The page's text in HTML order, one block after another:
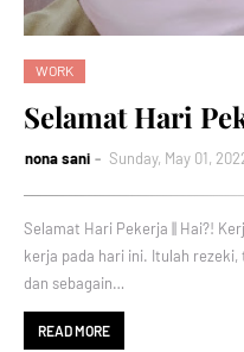
WORK
Selamat Hari
nona sani Sunday, May 01,
Selamat Hari Pekerja || Hai?!
kerja pada hari ini. Itulah
dan sebagain…
READ MORE